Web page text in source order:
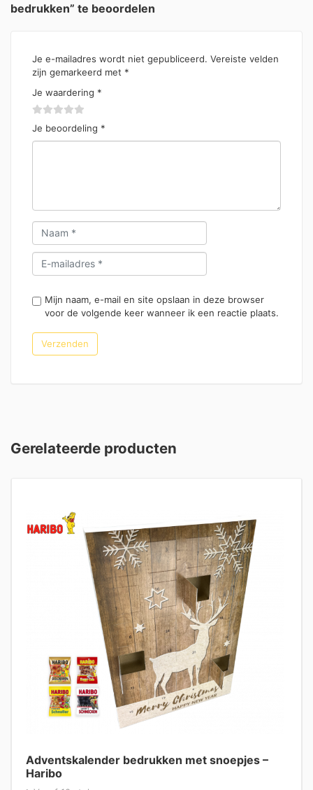
bedrukken” te beoordelen
Je e-mailadres wordt niet gepubliceerd. Vereiste velden
zijn gemarkeerd met *
Je waardering *
Je beoordeling *
Mijn naam, e-mail en site opslaan in deze browser
voor de volgende keer wanneer ik een reactie plaats.
Gerelateerde producten
Adventskalender bedrukken met snoepjes –
Haribo